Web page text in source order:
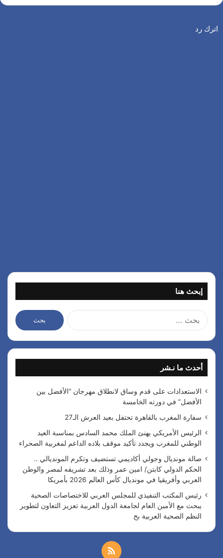
اترك رد
إبحث هنا
ن
:
أحدث ما نـشر
الاستعدادات على قدم وساق لانطلاق مهرجان “الأفضل بين
الأفضل” في دورته الخامسة
سفارة المغرب بالقاهرة تحتفل بعيد العرش الـ27
الرئيس الأمريكي يهنئ الملك محمد السادس بمناسبة العيد
الوطني للمغرب ويجدد تأكيد موقف بلاده الداعم لمغربية الصحراء
صالة مونديال وجولي أكاديمي تستضيف وتكرم المونديالي ..
الحكم الدولي كابتن/ امين عمر وذلك بعد تشريفه لمصر والوطن
العربي وأفريقيا في مونديال كأس العالم 2026 بأمريكا
رئيس المكتب التنفيذي للمجلس العربي للاختصاصات الصحية
يبحث مع الأمين العام لجامعة الدول العربية تعزيز التعاون لتطوير
النظم الصحية العربية بح